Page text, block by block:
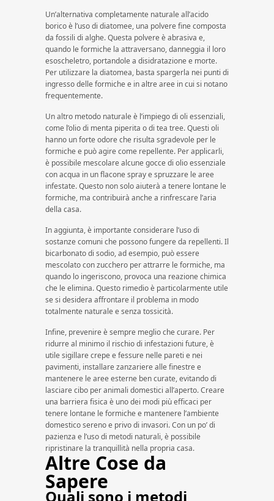
Un’alternativa completamente naturale all’acido
borico è l’uso di diatomee, una polvere fine composta
da fossili di alghe. Questa polvere è abrasiva e,
quando le formiche la attraversano, danneggia il loro
esoscheletro, portandole a disidratazione e morte.
Per utilizzare la diatomea, basta spargerla nei punti di
ingresso delle formiche e in altre aree in cui si notano
frequentemente.
Un altro metodo naturale è l’impiego di oli essenziali,
come l’olio di menta piperita o di tea tree. Questi oli
hanno un forte odore che risulta sgradevole per le
formiche e può agire come repellente. Per applicarli,
è possibile mescolare alcune gocce di olio essenziale
con acqua in un flacone spray e spruzzare le aree
infestate. Questo non solo aiuterà a tenere lontane le
formiche, ma contribuirà anche a rinfrescare l’aria
della casa.
In aggiunta, è importante considerare l’uso di
sostanze comuni che possono fungere da repellenti. Il
bicarbonato di sodio, ad esempio, può essere
mescolato con zucchero per attrarre le formiche, ma
quando lo ingeriscono, provoca una reazione chimica
che le elimina. Questo rimedio è particolarmente utile
se si desidera affrontare il problema in modo
totalmente naturale e senza tossicità.
Infine, prevenire è sempre meglio che curare. Per
ridurre al minimo il rischio di infestazioni future, è
utile sigillare crepe e fessure nelle pareti e nei
pavimenti, installare zanzariere alle finestre e
mantenere le aree esterne ben curate, evitando di
lasciare cibo per animali domestici all’aperto. Creare
una barriera fisica è uno dei modi più efficaci per
tenere lontane le formiche e mantenere l’ambiente
domestico sereno e privo di invasori. Con un po’ di
pazienza e l’uso di metodi naturali, è possibile
ripristinare la tranquillità nella propria casa.
Altre Cose da
Sapere
Quali sono i metodi